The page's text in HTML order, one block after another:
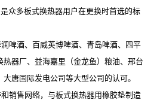
众多板式换热器用户在更换时首选的标
啤酒、百威英博啤酒、青岛啤酒、四平
器厂、益海嘉里（金龙鱼）粮油、邢台
唐国际发电公司等大型公司的认可。
销售网络，与板式换热器用橡胶垫制造